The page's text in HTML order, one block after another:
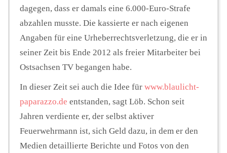
dagegen, dass er damals eine 6.000-Euro-Strafe
abzahlen musste. Die kassierte er nach eigenen
Angaben für eine Urheberrechtsverletzung, die er in
seiner Zeit bis Ende 2012 als freier Mitarbeiter bei
Ostsachsen TV begangen habe.
In dieser Zeit sei auch die Idee für www.blaulicht-
paparazzo.de entstanden, sagt Löb. Schon seit
Jahren verdiente er, der selbst aktiver
Feuerwehrmann ist, sich Geld dazu, in dem er den
Medien detaillierte Berichte und Fotos von den